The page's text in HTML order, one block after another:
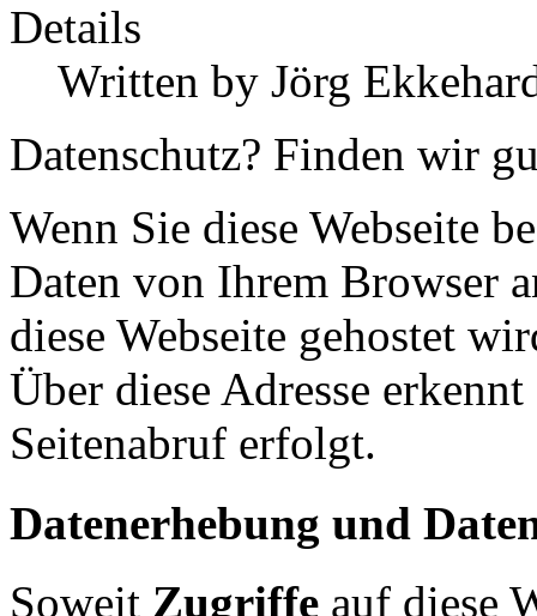
Details
Written by Jörg
Datenschutz? Finden wir
Wenn Sie diese Webseite
Daten von Ihrem Browser
diese Webseite gehostet
Über diese Adresse
Seitenabruf erfolgt.
Datenerhebung und
Soweit Zugriffe auf diese